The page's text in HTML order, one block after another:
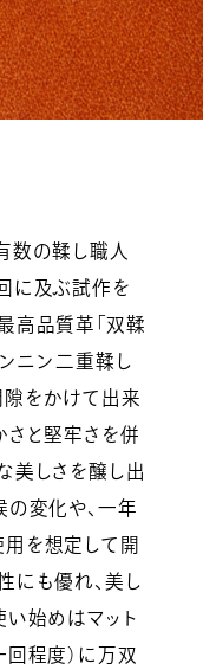
数の鞣し職人
に及ぶ試作を
高品質革「双鞣
ンニン二重鞣し
をかけて出来
さと堅牢さを併
美しさを醸し出
の変化や、一年
を想定して開
にも優れ、美し
い始めはマット
回程度）に万双